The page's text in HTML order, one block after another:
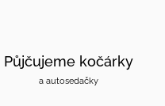
Půjčujeme kočárky
a autosedačky